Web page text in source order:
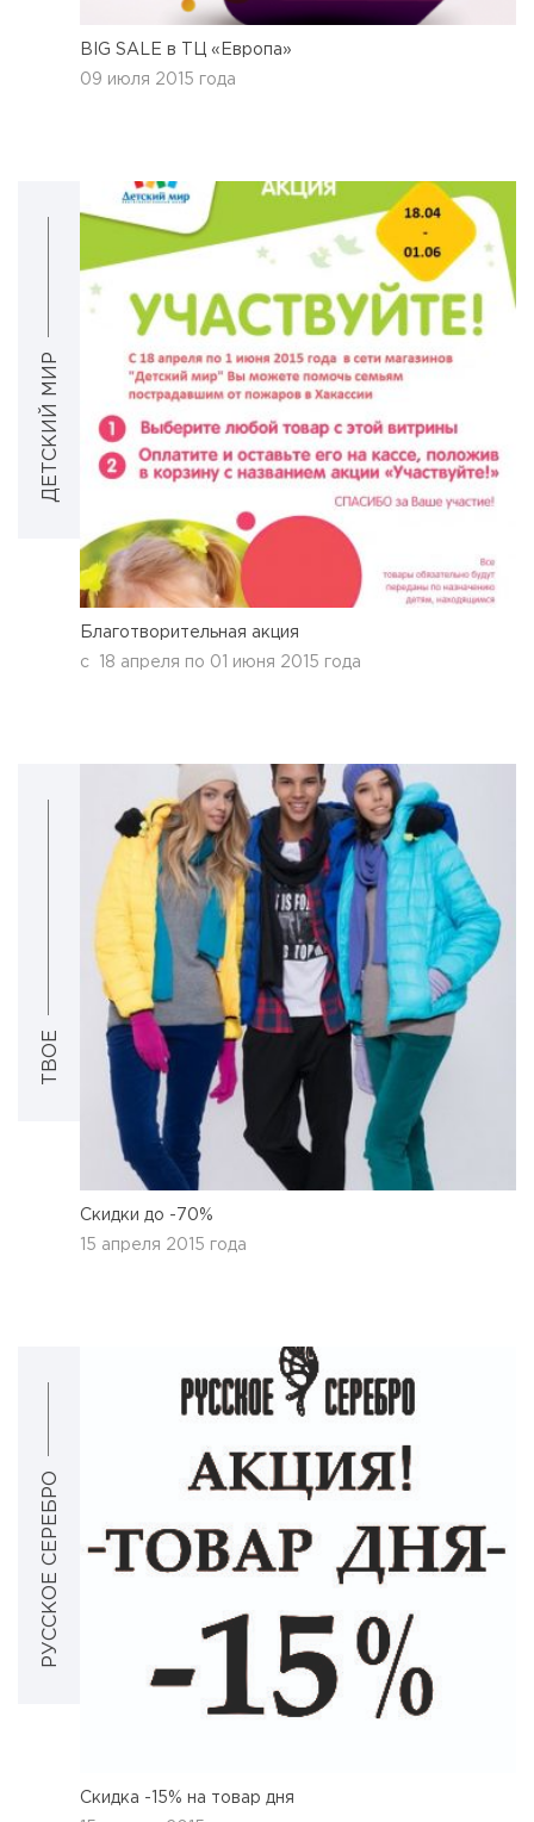
BIG SALE в ТЦ «Европа»
09 июля 2015 года
ДЕТСКИЙ МИР
Благотворительная акция
с 18 апреля по 01 июня 2015 года
ТВОЕ
Скидки до -70%
15 апреля 2015 года
РУССКОЕ СЕРЕБРО
Cкидка -15% на товар дня